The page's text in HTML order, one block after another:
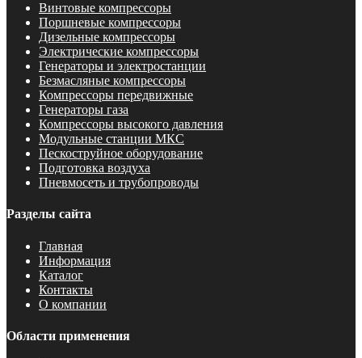
Винтовые компрессоры
Поршневые компрессоры
Дизельные компрессоры
Электрические компрессоры
Генераторы и электростанции
Безмасляные компрессоры
Компрессоры передвижные
Генераторы газа
Компрессоры высокого давления
Модульные станции МКС
Пескоструйное оборудование
Подготовка воздуха
Пневмосеть и трубопроводы
Разделы сайта
Главная
Информация
Каталог
Контакты
О компании
Области применения